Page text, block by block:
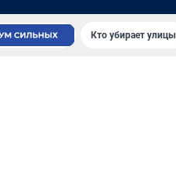
Кто убирает улицы